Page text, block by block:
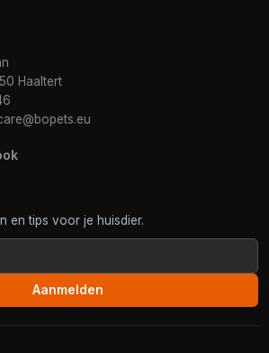
Haaltert
en tips voor je huisdier.
Aanmelden